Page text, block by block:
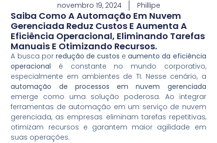
novembro 19, 2024 Phillipe
Saiba Como A Automação Em Nuvem
Gerenciada Reduz Custos E Aumenta A
Eficiência Operacional, Eliminando Tarefas
Manuais E Otimizando Recursos.
A busca por redução de custos eaumento da eficiência
operacional é constante no mundo corporativo,
especialmente em ambientes de TI. Nesse cenário, a
automação de processos em nuvem gerenciada
emerge como uma solução poderosa. Ao integrar
ferramentas de automação em um serviço de nuvem
gerenciada, as empresas eliminam tarefas repetitivas,
otimizam recursos e garantem maior agilidade em
suas operações.